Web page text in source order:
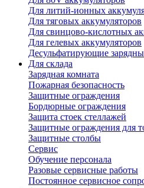
Для литий-ионных
Для тяговых аккумуляторов
Для свинцово-кислотных
Для гелевых аккумуляторов
Десульфатирующие
Для склада
Зарядная комната
Пожарная безопасность
Защитные ограждения
Бордюрные ограждения
Защита стоек стеллажей
Защитные ограждения для
Защитные столбы
Сервис
Обучение персонала
Разовые сервисные работы
Постоянное сервисное